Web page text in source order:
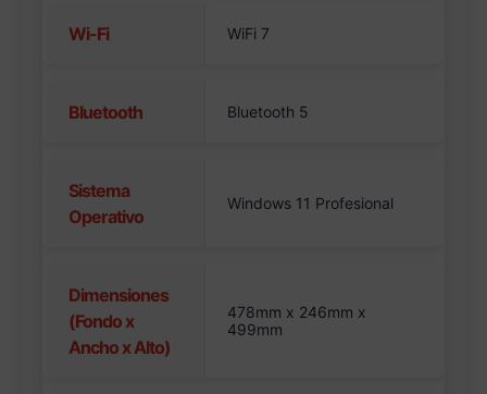
Wi-Fi WiFi 7
Bluetooth Bluetooth 5
Sistema
Operativo
Windows 11 Profesional
Dimensiones
(Fondo x
Ancho x Alto)
478mm x 246mm x
499mm